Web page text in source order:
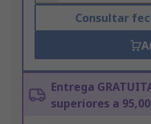
Consultar
Entrega
superiores a